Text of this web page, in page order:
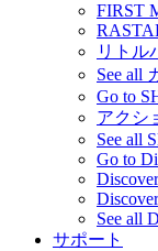
FIRST
リトル
See all
Go to
アクシ
See all
Go to
See all
サポート